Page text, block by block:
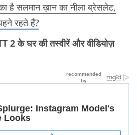
है सलमान ख़ान का नीला ब्रेसलेट,
रहते हैं?
2 के घर की तस्वीरें और वीडियोज़